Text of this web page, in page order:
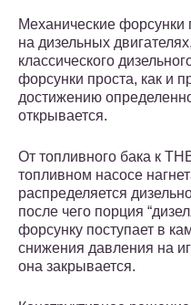
Механические форсунки
на дизельных
классического
форсунки проста, как и
достижению
открывается.
От топливного бака к
топливном насосе
распределяется
после чего порция
форсунку поступает в
снижения давления на
она закрывается.